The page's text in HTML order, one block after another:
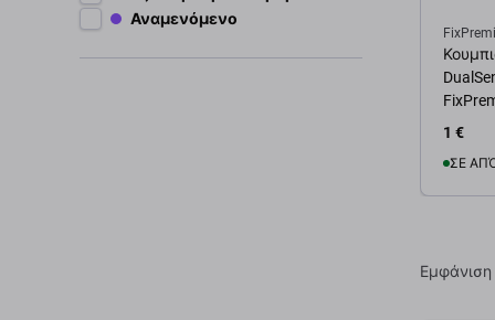
Αναμενόμενο
1 €
ΣΕ
Εμφάνιση